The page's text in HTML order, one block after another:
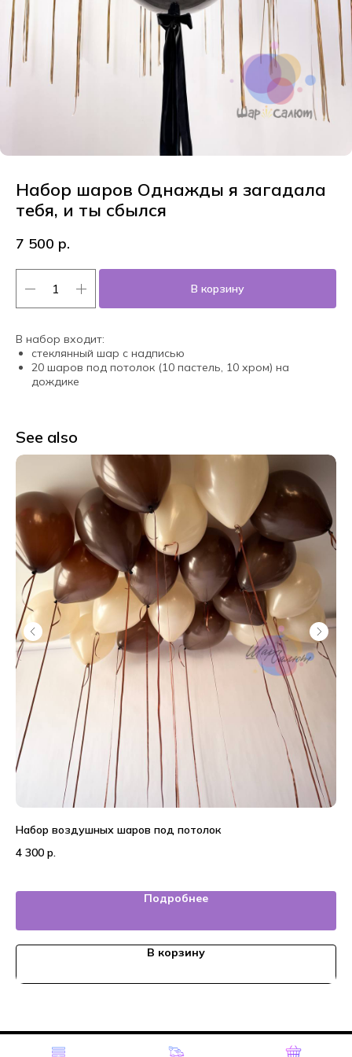
Набор шаров Однажды я загадала
тебя, и ты сбылся
7 500 р.
В корзину
В набор входит:
стеклянный шар с надписью
20 шаров под потолок (10 пастель, 10 хром) на
дождике
See also
Набор воздушных шаров под потолок
4 300 р.
Подробнее
В корзину